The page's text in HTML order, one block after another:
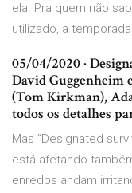
ela. Pra quem não
utilizado, a
05/04/2020 ·
David
(Tom Kirkman),
todos os detalhes
Mas “Designated
está afetando
enredos andam